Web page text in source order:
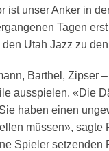
ist unser Anker in
Tagen
Utah Jazz zu
Barthel, Zipser
ausspielen. «Die
haben einen
müssen», sagte
Spieler setzenden